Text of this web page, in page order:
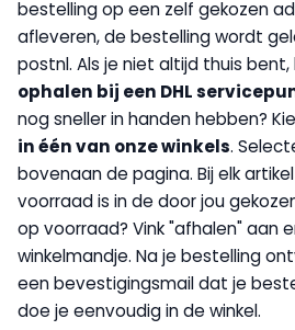
bestelling op een zelf gekozen
afleveren, de bestelling wordt
postnl. Als je niet altijd thuis bent,
ophalen bij een DHL
nog sneller in handen hebben?
in één van onze winkels.
bovenaan de pagina. Bij elk
voorraad is in de door jou
op voorraad? Vink "afhalen" aan
winkelmandje. Na je bestelling
een bevestigingsmail dat je
doe je eenvoudig in de winkel.